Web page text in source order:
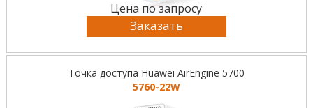
Цена по запросу
Заказать
Точка доступа Huawei AirEngine 5700
5760-22W